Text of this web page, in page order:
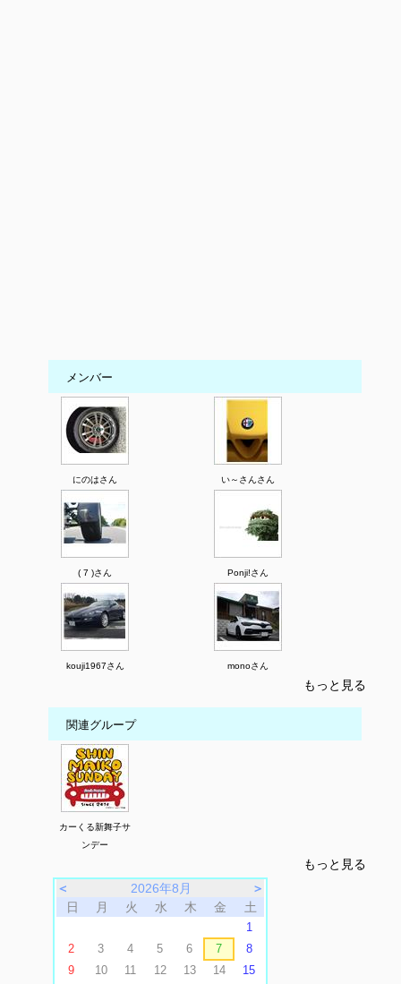
メンバー
にのはさん い～さんさん
( 7 )さん Ponji!さん
kouji1967さん monoさん
もっと見る
関連グループ
カーくる新舞子サ
ンデー
もっと見る
＜
2026年8月
＞
日
月 火 水 木 金 土
1
2
3 4 5 6 7
8
9
10 11 12 13 14
15